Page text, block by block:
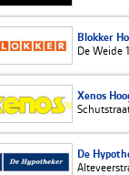
Blokker
De Weide
Xenos
De